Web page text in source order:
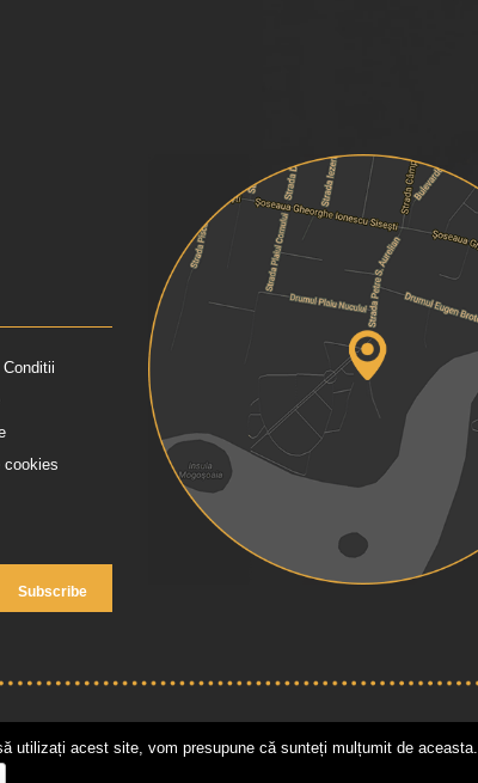
Conditii
cookies
utilizați acest site, vom presupune că sunteți mulțumit de aceasta.